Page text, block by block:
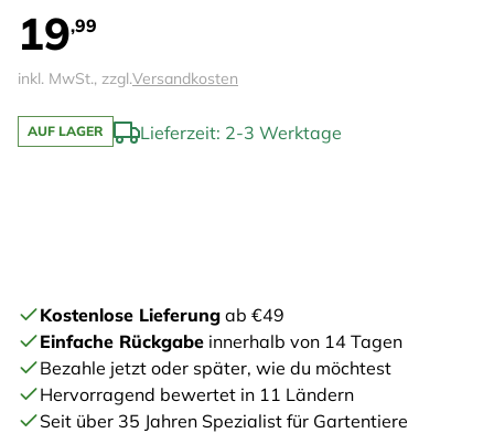
19,99
inkl. MwSt., zzgl.Versandkosten
AUF LAGER Lieferzeit: 2-3 Werktage
Kostenlose Lieferung ab €49
Einfache Rückgabe innerhalb von 14 Tagen
Bezahle jetzt oder später, wie du möchtest
Hervorragend bewertet in 11 Ländern
Seit über 35 Jahren Spezialist für Gartentiere